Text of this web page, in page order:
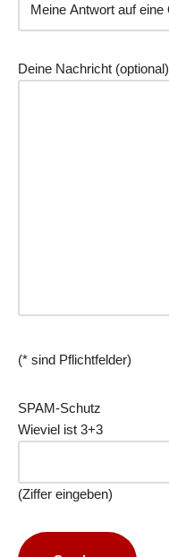
Deine Nachricht (optional)
(* sind Pflichtfelder)
SPAM-Schutz
Wieviel ist 3+3
(Ziffer eingeben)